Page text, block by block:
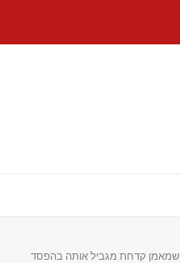
שמאמן קדחת מגביל אותה בהפסד